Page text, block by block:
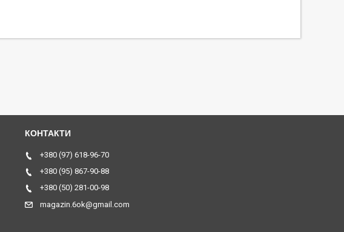
+380 (97) 618-96-70
+380 (95) 867-90-88
+380 (50) 281-00-98
magazin.6ok@gmail.com